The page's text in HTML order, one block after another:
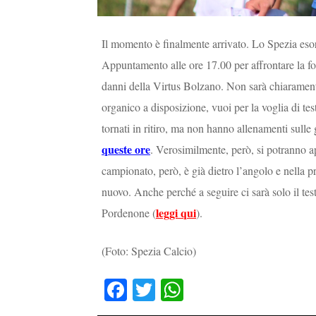
Il momento è finalmente arrivato. Lo Spezia
Appuntamento alle ore 17.00 per affrontare la
danni della Virtus Bolzano. Non sarà
organico a disposizione, vuoi per la voglia di
tornati in ritiro, ma non hanno allenamenti
queste ore. Verosimilmente, però, si potranno
campionato, però, è già dietro l’angolo e nella
nuovo. Anche perché a seguire ci sarà solo il
Pordenone (leggi qui).
(Foto: Spezia Calcio)
Fa T